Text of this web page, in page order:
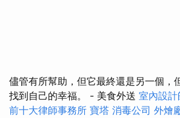
儘管有所幫助，但它最終還是另一個，
找到自己的幸福。 - 美食外送 室內設計
前十大律師事務所 寶塔 消毒公司 外燴